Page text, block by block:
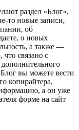
раздел «Блог»,
то новые записи,
об
о новых
а также —
что связано с
вы можете вести
копирайтера,
а он уже
форме на сайт